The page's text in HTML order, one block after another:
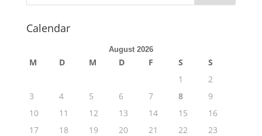
Calendar
August 2026
M D M D F S
S
1
2
3
4 5 6 7 8
9
10
11 12 13 14 15
16
17
18 19 20 21 22
23